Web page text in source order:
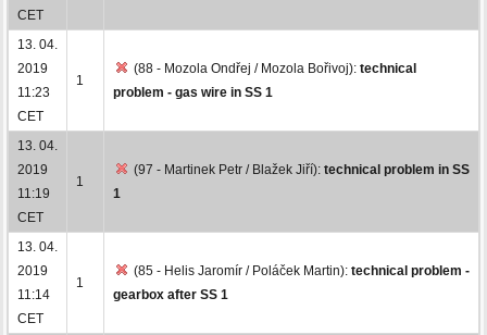
CET
13. 04.
2019
11:23
CET
1
(88 - Mozola Ondřej / Mozola Bořivoj): technical
problem - gas wire in SS 1
13. 04.
2019
11:19
CET
1
(97 - Martinek Petr / Blažek Jiří): technical problem in SS
1
13. 04.
2019
11:14
CET
1
(85 - Helis Jaromír / Poláček Martin): technical problem -
gearbox after SS 1